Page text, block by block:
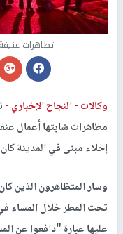
تظاهرات
وكالات -النجاح الإخباري -
مظاهرات شابتها أعمال
إخلاء مبنى في المدينة
وسار المتظاهرون الذين
تحت المطر خلال المساء
عليها عبارة "دافعوا عن